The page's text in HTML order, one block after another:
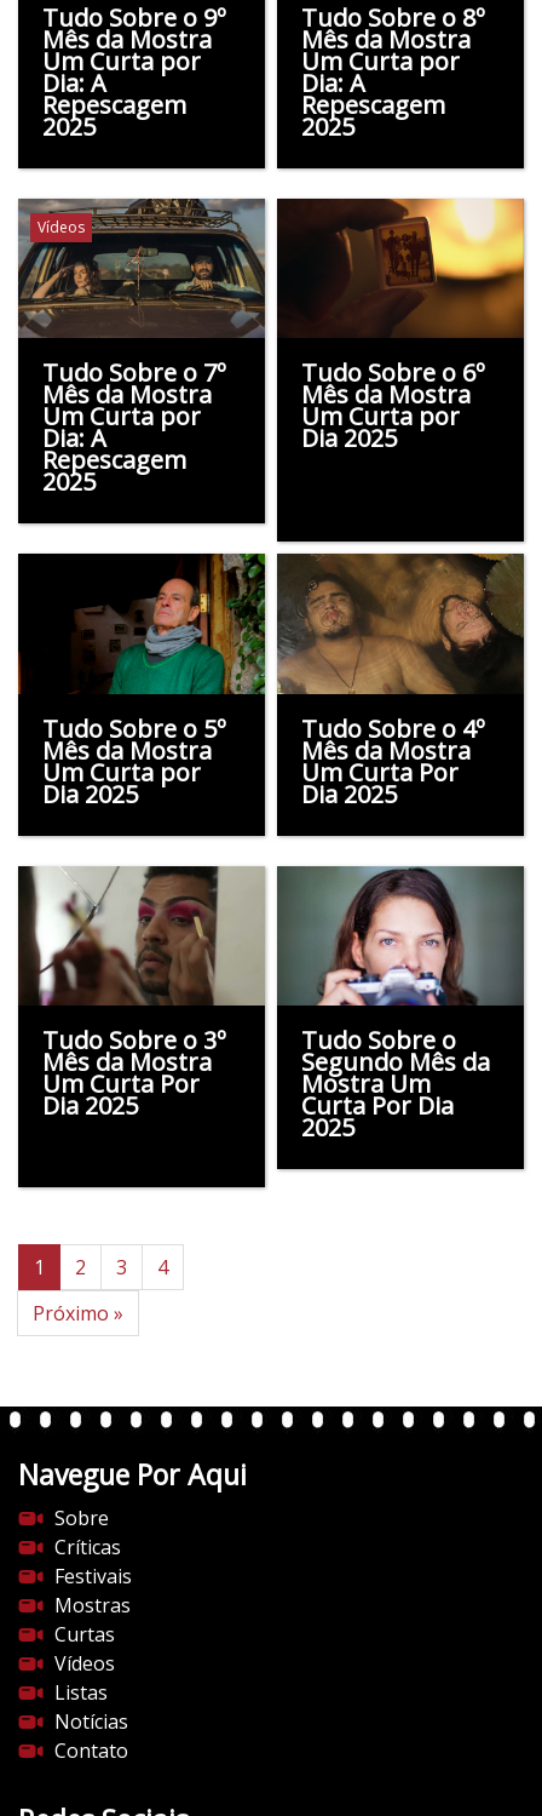
Tudo Sobre o 9º
Mês da Mostra
Um Curta por
Dia: A
Repescagem
2025
Tudo Sobre o 8º
Mês da Mostra
Um Curta por
Dia: A
Repescagem
2025
Vídeos
Tudo Sobre o 7º
Mês da Mostra
Um Curta por
Dia: A
Repescagem
2025
Tudo Sobre o 6º
Mês da Mostra
Um Curta por
Dia 2025
Tudo Sobre o 5º
Mês da Mostra
Um Curta por
Dia 2025
Tudo Sobre o 4º
Mês da Mostra
Um Curta Por
Dia 2025
Tudo Sobre o 3º
Mês da Mostra
Um Curta Por
Dia 2025
Tudo Sobre o
Segundo Mês da
Mostra Um
Curta Por Dia
2025
1 2 3
4
Próximo »
Navegue Por Aqui
Sobre
Críticas
Festivais
Mostras
Curtas
Vídeos
Listas
Notícias
Contato